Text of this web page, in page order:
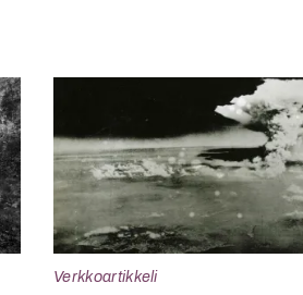
Verkkoartikkeli